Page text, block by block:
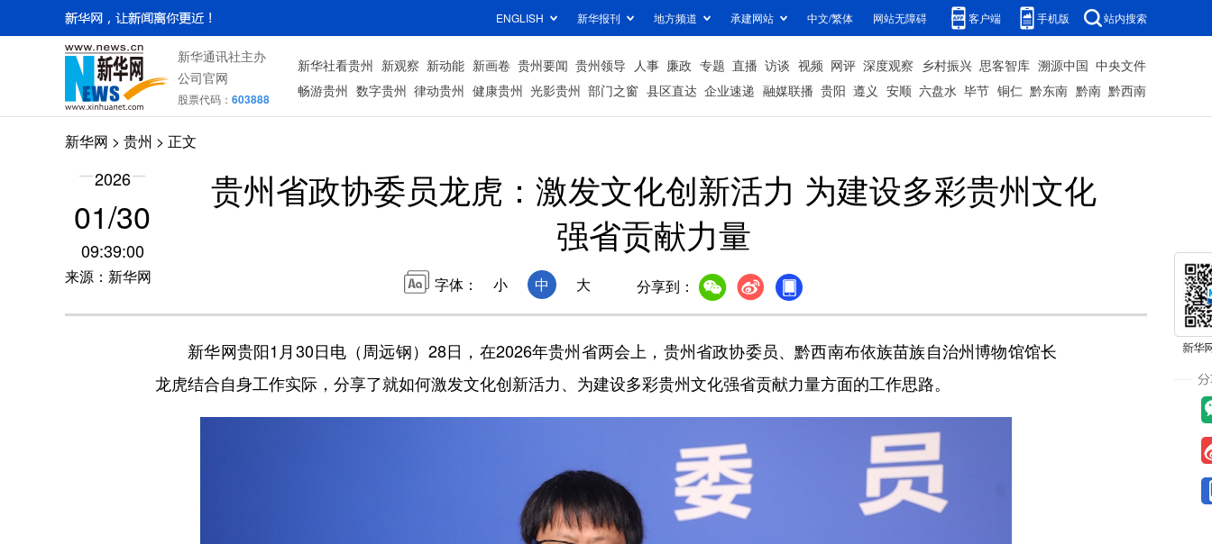
ENGLISH 新华报刊 地方频道 承建网站 中文/繁体 网站无障碍 客户端 手机版 站内搜索
新华通讯社主办
公司官网
股票代码： 603888
新华社看贵州 新观察 新动能 新画卷 贵州要闻 贵州领导 人事 廉政 专题 直播 访谈 视频 网评 深度观察 乡村振兴 思客智库 溯源中国 中央文件
畅游贵州 数字贵州 律动贵州 健康贵州 光影贵州 部门之窗 县区直达 企业速递 融媒联播 贵阳 遵义 安顺 六盘水 毕节 铜仁 黔东南 黔南 黔西南
新华网 > 贵州 > 正文
2026
01/30
09:39:00
来源：新华网
贵州省政协委员龙虎：激发文化创新活力 为建设多彩贵州文化
强省贡献力量
字体： 小 中 大 分享到：
新华网贵阳1月30日电（周远钢）28日，在2026年贵州省两会上，贵州省政协委员、黔西南布依族苗族自治州博物馆馆长
龙虎结合自身工作实际，分享了就如何激发文化创新活力、为建设多彩贵州文化强省贡献力量方面的工作思路。